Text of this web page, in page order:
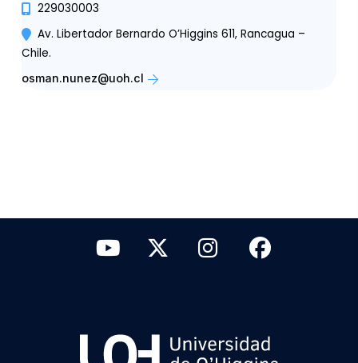
229030003
Av. Libertador Bernardo O’Higgins 611, Rancagua –
Chile.
osman.nunez@uoh.cl